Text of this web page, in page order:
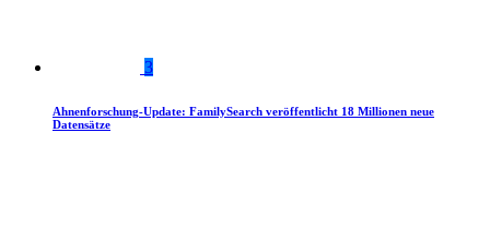
3
Ahnenforschung-Update: FamilySearch veröffentlicht 18 Millionen neue
Datensätze